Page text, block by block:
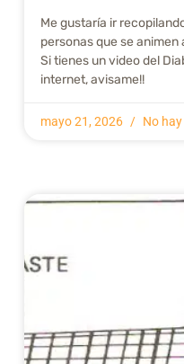
Me gustarí­a ir
personas que se
Si tienes un video del
internet, avisame!!
mayo 21, 2026 No